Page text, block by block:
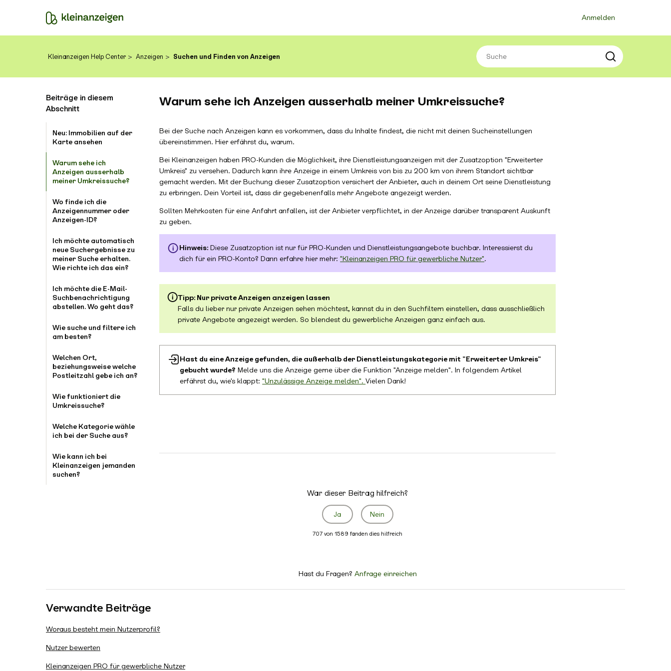
Anmelden
Kleinanzeigen Help Center Anzeigen Suchen und Finden von Anzeigen
Beiträge in diesem
Abschnitt
Neu: Immobilien auf der
Karte ansehen
Warum sehe ich
Anzeigen ausserhalb
meiner Umkreissuche?
Wo finde ich die
Anzeigennummer oder
Anzeigen-ID?
Ich möchte automatisch
neue Suchergebnisse zu
meiner Suche erhalten.
Wie richte ich das ein?
Ich möchte die E-Mail-
Suchbenachrichtigung
abstellen. Wo geht das?
Wie suche und filtere ich
am besten?
Welchen Ort,
beziehungsweise welche
Postleitzahl gebe ich an?
Wie funktioniert die
Umkreissuche?
Welche Kategorie wähle
ich bei der Suche aus?
Wie kann ich bei
Kleinanzeigen jemanden
suchen?
Warum sehe ich Anzeigen ausserhalb meiner Umkreissuche?
Bei der Suche nach Anzeigen kann es vorkommen, dass du Inhalte findest, die nicht mit deinen Sucheinstellungen
übereinstimmen. Hier erfährst du, warum.
Bei Kleinanzeigen haben PRO-Kunden die Möglichkeit, ihre Dienstleistungsanzeigen mit der Zusatzoption "Erweiterter
Umkreis" zu versehen. Dadurch kann ihre Anzeige in einem Umkreis von bis zu 200 km von ihrem Standort sichtbar
gemacht werden. Mit der Buchung dieser Zusatzoption versichert der Anbieter, auch in deinem Ort seine Dienstleistung
zu erbringen. Dein Vorteil ist, dass dir gegebenenfalls mehr Angebote angezeigt werden.
Sollten Mehrkosten für eine Anfahrt anfallen, ist der Anbieter verpflichtet, in der Anzeige darüber transparent Auskunft
zu geben.
Hinweis: Diese Zusatzoption ist nur für PRO-Kunden und Dienstleistungsangebote buchbar. Interessierst du
dich für ein PRO-Konto? Dann erfahre hier mehr:"Kleinanzeigen PRO für gewerbliche Nutzer".
Tipp: Nur private Anzeigen anzeigen lassen
Falls du lieber nur private Anzeigen sehen möchtest, kannst du in den Suchfiltern einstellen, dass ausschließlich
private Angebote angezeigt werden. So blendest du gewerbliche Anzeigen ganz einfach aus.
Hast du eine Anzeige gefunden, die außerhalb der Dienstleistungskategorie mit "Erweiterter Umkreis"
gebucht wurde? Melde uns die Anzeige gerne über die Funktion "Anzeige melden". In folgendem Artikel
erfährst du, wie's klappt:"Unzulässige Anzeige melden".Vielen Dank!
War dieser Beitrag hilfreich?
Ja Nein
707 von 1589 fanden dies hilfreich
Hast du Fragen? Anfrage einreichen
Verwandte Beiträge
Woraus besteht mein Nutzerprofil?
Nutzer bewerten
Kleinanzeigen PRO für gewerbliche Nutzer